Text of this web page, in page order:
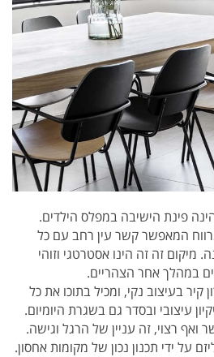
פינת הישיבה במפלס הילדים.
המאפשר קשר עין רחב עם כל
מיקום זה זה הינו אסטרטגי וזוהי
במהלך אחר הצהריים.
בעיצוב נקי, ומכיל בתוכו את כל
עיצובי ובסדר גם בשגרת היומיום.
ואף רצוי, זה עניין של הרגל וגישה.
על ידי תכנון נכון של מקומות אחסון.